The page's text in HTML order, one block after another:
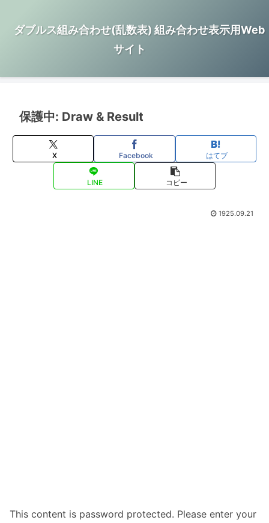
ダブルス組み合わせ(乱数表) 組み合わせ表示用Web
サイト
保護中: Draw & Result
X Facebook はてブ
LINE コピー
1925.09.21
This content is password protected. Please enter your